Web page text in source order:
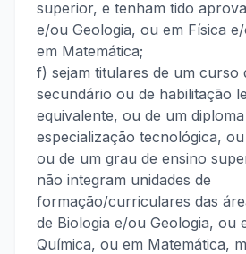
superior, e tenham tido
e/ou Geologia, ou em Física
em Matemática;
f) sejam titulares de um curso
secundário ou de habilitação
equivalente, ou de um
especialização tecnológica,
ou de um grau de ensino
não integram unidades de
formação/curriculares das
de Biologia e/ou Geologia, ou
Química, ou em Matemática,